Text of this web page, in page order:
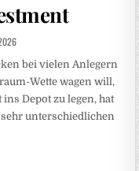
bei vielen Anlegern
Wette wagen will,
Depot zu legen, hat
unterschiedlichen